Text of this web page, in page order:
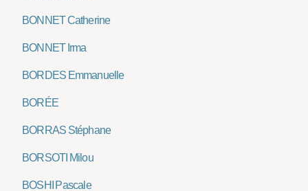
BONNET Catherine
BONNET Irma
BORDES Emmanuelle
BORÉE
BORRAS Stéphane
BORSOTI Milou
BOSHI Pascale